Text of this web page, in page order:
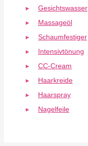
Gesichtswasser
Massageöl
Schaumfestiger
Intensivtönung
CC-Cream
Haarkreide
Haarspray
Nagelfeile